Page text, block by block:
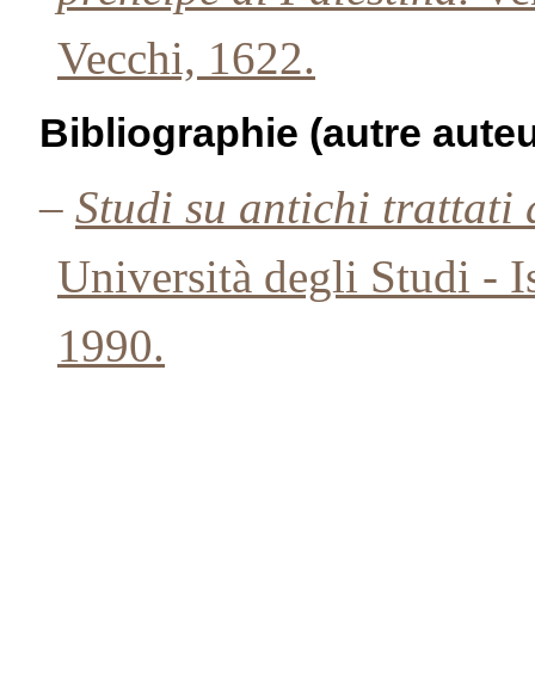
Vecchi, 1622.
Bibliographie (autre
– Studi su antichi trattati
Università degli Studi -
1990.